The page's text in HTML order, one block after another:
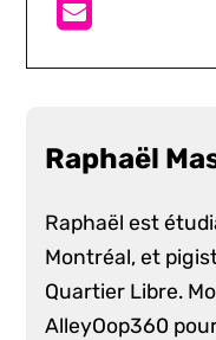
Raphaël
Raphaël est
Montréal, et
Quartier Libre.
AlleyOop360